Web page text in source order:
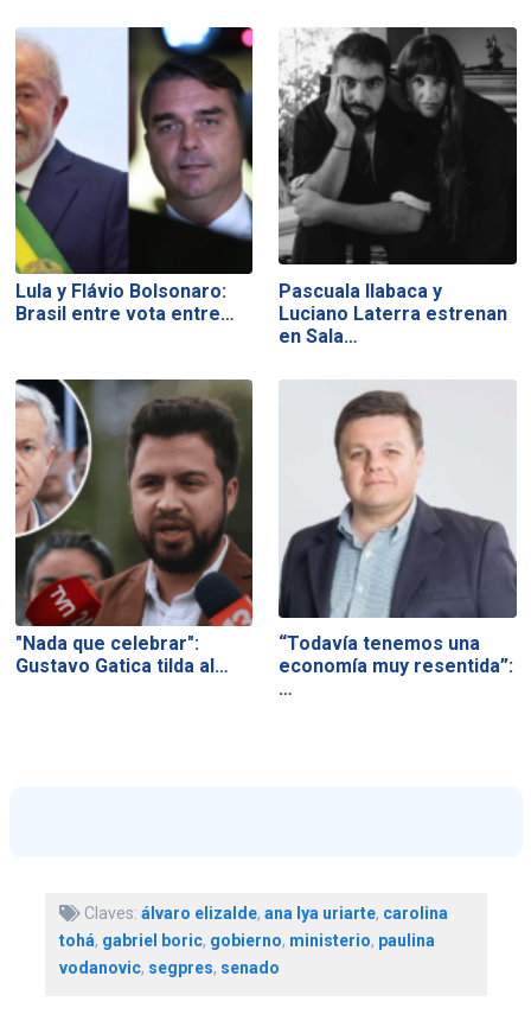
Lula y Flávio Bolsonaro:
Brasil entre vota entre…
Pascuala Ilabaca y
Luciano Laterra estrenan
en Sala…
"Nada que celebrar":
Gustavo Gatica tilda al…
“Todavía tenemos una
economía muy resentida”:
…
Claves: álvaro elizalde, ana lya uriarte, carolina
tohá, gabriel boric, gobierno, ministerio, paulina
vodanovic, segpres, senado